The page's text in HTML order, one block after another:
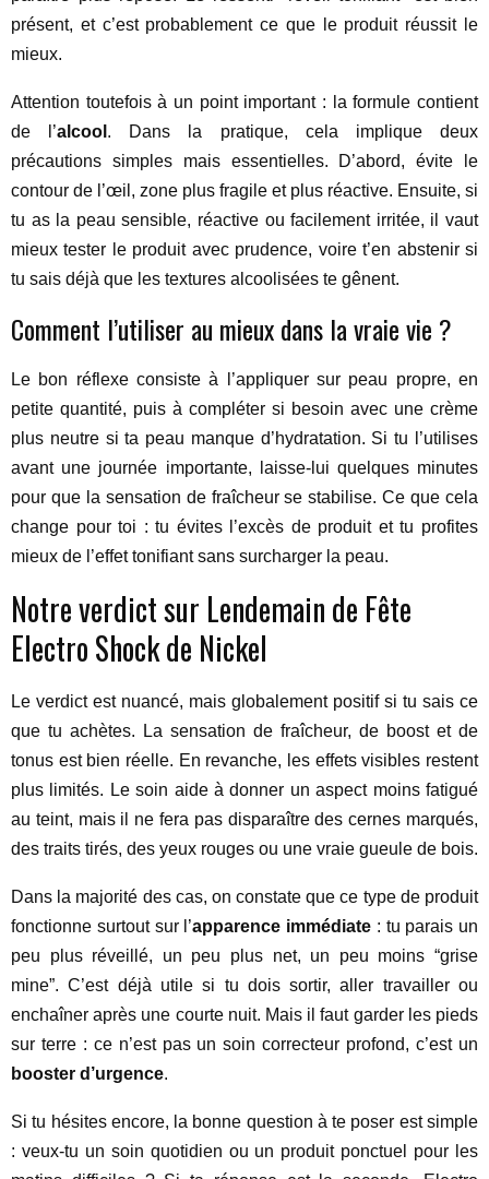
présent, et c’est probablement ce que le produit réussit le
mieux.
Attention toutefois à un point important : la formule contient
de l’alcool . Dans la pratique, cela implique deux
précautions simples mais essentielles. D’abord, évite le
contour de l’œil, zone plus fragile et plus réactive. Ensuite, si
tu as la peau sensible, réactive ou facilement irritée, il vaut
mieux tester le produit avec prudence, voire t’en abstenir si
tu sais déjà que les textures alcoolisées te gênent.
Comment l’utiliser au mieux dans la vraie vie ?
Le bon réflexe consiste à l’appliquer sur peau propre, en
petite quantité, puis à compléter si besoin avec une crème
plus neutre si ta peau manque d’hydratation. Si tu l’utilises
avant une journée importante, laisse-lui quelques minutes
pour que la sensation de fraîcheur se stabilise. Ce que cela
change pour toi : tu évites l’excès de produit et tu profites
mieux de l’effet tonifiant sans surcharger la peau.
Notre verdict sur Lendemain de Fête
Electro Shock de Nickel
Le verdict est nuancé, mais globalement positif si tu sais ce
que tu achètes. La sensation de fraîcheur, de boost et de
tonus est bien réelle. En revanche, les effets visibles restent
plus limités. Le soin aide à donner un aspect moins fatigué
au teint, mais il ne fera pas disparaître des cernes marqués,
des traits tirés, des yeux rouges ou une vraie gueule de bois.
Dans la majorité des cas, on constate que ce type de produit
fonctionne surtout sur l’apparence immédiate : tu parais un
peu plus réveillé, un peu plus net, un peu moins “grise
mine”. C’est déjà utile si tu dois sortir, aller travailler ou
enchaîner après une courte nuit. Mais il faut garder les pieds
sur terre : ce n’est pas un soin correcteur profond, c’est un
booster d’urgence.
Si tu hésites encore, la bonne question à te poser est simple
: veux-tu un soin quotidien ou un produit ponctuel pour les